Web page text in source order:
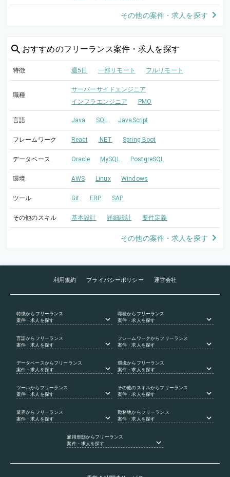
その他の案件・求人を探す
おすすめのフリーランス案件・求人を探す
特徴 週5日 一部リモート フルリモート
職種
サーバーサイドエンジニア
インフラエンジニア
PMO
言語 Java SQL JavaScript
フレームワーク React .NET Spring Boot
データベース Oracle MySQL PostgreSQL
環境 AWS Linux Windows
ツール Git ERP SAP
その他のスキル 基本設計 詳細設計 要件定義
その他の案件・求人を探す
利用規約 プライバシーポリシー 運営会社
特徴からフリーランス
案件・求人を探す
職種からフリーランス
案件・求人を探す
言語からフリーランス
案件・求人を探す
フレームワークからフリーランス
案件・求人を探す
データベース からフリーランス
案件・求人を探す
環境からフリーランス
案件・求人を探す
ツールからフリーランス
案件・求人を探す
その他のスキルからフリーランス
案件・求人を探す
業界からフリーランス
案件・求人を探す
勤務地からフリーランス
案件・求人を探す
雇用形態からフリーランス
案件・求人を探す